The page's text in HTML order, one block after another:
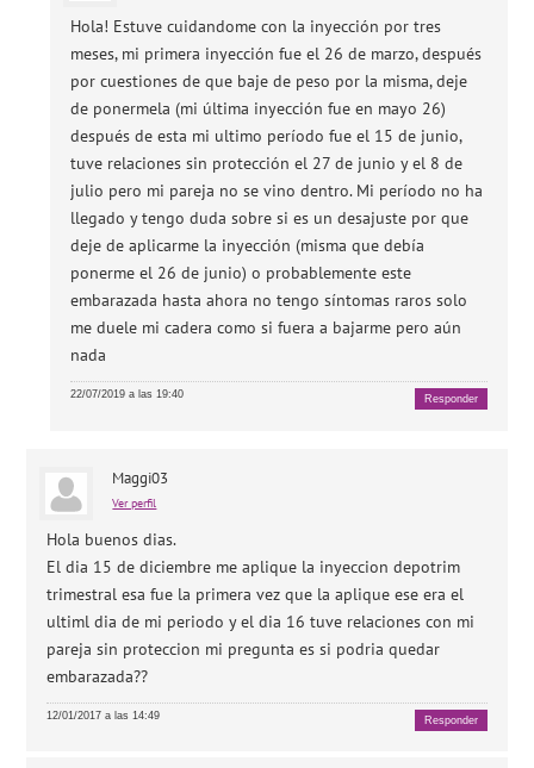
Hola! Estuve cuidandome con la inyección por tres
meses, mi primera inyección fue el 26 de marzo, después
por cuestiones de que baje de peso por la misma, deje
de ponermela (mi última inyección fue en mayo 26)
después de esta mi ultimo período fue el 15 de junio,
tuve relaciones sin protección el 27 de junio y el 8 de
julio pero mi pareja no se vino dentro. Mi período no ha
llegado y tengo duda sobre si es un desajuste por que
deje de aplicarme la inyección (misma que debía
ponerme el 26 de junio) o probablemente este
embarazada hasta ahora no tengo síntomas raros solo
me duele mi cadera como si fuera a bajarme pero aún
nada
22/07/2019 a las 19:40 Responder
Maggi03
Ver perfil
Hola buenos dias.
El dia 15 de diciembre me aplique la inyeccion depotrim
trimestral esa fue la primera vez que la aplique ese era el
ultiml dia de mi periodo y el dia 16 tuve relaciones con mi
pareja sin proteccion mi pregunta es si podria quedar
embarazada??
12/01/2017 a las 14:49 Responder